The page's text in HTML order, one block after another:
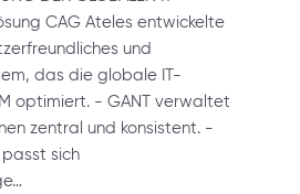
CAG Ateles entwickelte
und
das die globale IT-
optimiert. - GANT verwaltet
zentral und konsistent. -
sich